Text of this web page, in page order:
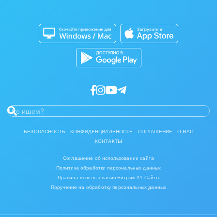
Каталог приложений
Разработчикам приложений
БЕЗОПАСНОСТЬ КОНФИДЕНЦИАЛЬНОСТЬ СОГЛАШЕНИЕ
О НАС
КОНТАКТЫ
Соглашение об использовании сайта
Политика обработки персональных данных
Правила использования Битрикс24.Сайты
Поручение на обработку персональных данных